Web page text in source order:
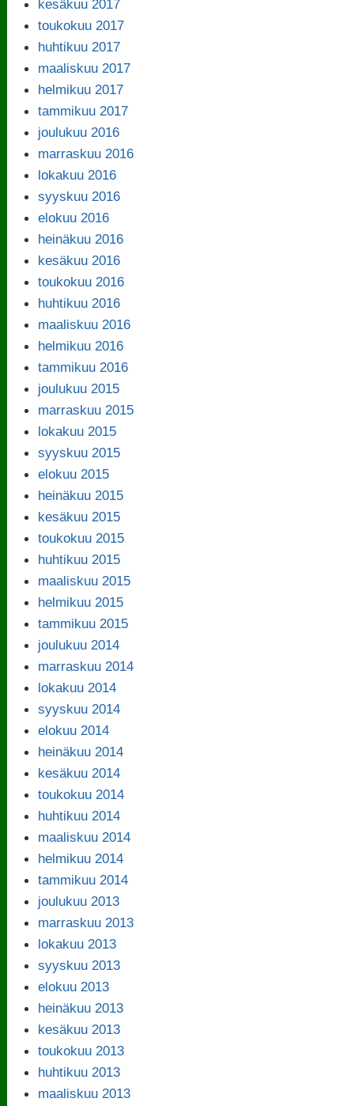
kesäkuu 2017
toukokuu 2017
huhtikuu 2017
maaliskuu 2017
helmikuu 2017
tammikuu 2017
joulukuu 2016
marraskuu 2016
lokakuu 2016
syyskuu 2016
elokuu 2016
heinäkuu 2016
kesäkuu 2016
toukokuu 2016
huhtikuu 2016
maaliskuu 2016
helmikuu 2016
tammikuu 2016
joulukuu 2015
marraskuu 2015
lokakuu 2015
syyskuu 2015
elokuu 2015
heinäkuu 2015
kesäkuu 2015
toukokuu 2015
huhtikuu 2015
maaliskuu 2015
helmikuu 2015
tammikuu 2015
joulukuu 2014
marraskuu 2014
lokakuu 2014
syyskuu 2014
elokuu 2014
heinäkuu 2014
kesäkuu 2014
toukokuu 2014
huhtikuu 2014
maaliskuu 2014
helmikuu 2014
tammikuu 2014
joulukuu 2013
marraskuu 2013
lokakuu 2013
syyskuu 2013
elokuu 2013
heinäkuu 2013
kesäkuu 2013
toukokuu 2013
huhtikuu 2013
maaliskuu 2013